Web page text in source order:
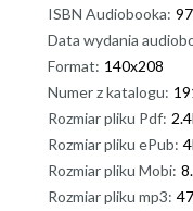
ISBN Audiobooka:
Data wydania
Format: 140x208
Numer z katalogu:
Rozmiar pliku Pdf:
Rozmiar pliku ePub:
Rozmiar pliku Mobi:
Rozmiar pliku mp3: